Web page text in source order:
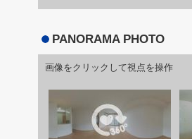
PANORAMA PHOTO
画像をクリックして視点を操作